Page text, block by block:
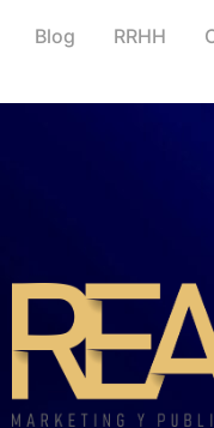
Blog RRHH